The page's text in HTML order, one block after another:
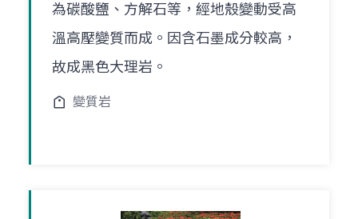
為碳酸鹽、方解石等，經地殼變動受高
溫高壓變質而成。因含石墨成分較高，
故成黑色大理岩。
變質岩